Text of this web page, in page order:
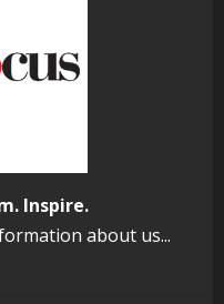
Inspire.
about us...